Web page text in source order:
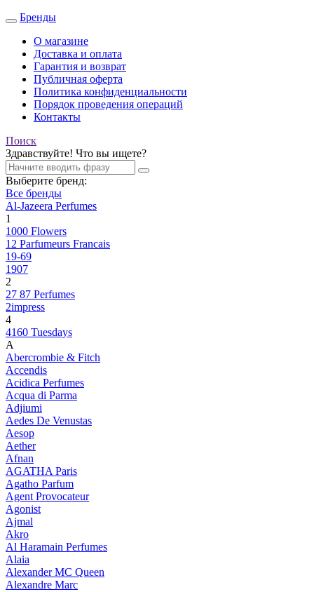
Бренды
О магазине
Доставка и оплата
Гарантия и возврат
Публичная оферта
Политика конфиденциальности
Порядок проведения операций
Контакты
Поиск
Здравствуйте! Что вы ищете?
Выберите бренд:
Все бренды
Al-Jazeera Perfumes
1
1000 Flowers
12 Parfumeurs Francais
19-69
1907
2
27 87 Perfumes
2impress
4
4160 Tuesdays
A
Abercrombie & Fitch
Accendis
Acidica Perfumes
Acqua di Parma
Adjiumi
Aedes De Venustas
Aesop
Aether
Afnan
AGATHA Paris
Agatho Parfum
Agent Provocateur
Agonist
Ajmal
Akro
Al Haramain Perfumes
Alaia
Alexander MC Queen
Alexandre Marc